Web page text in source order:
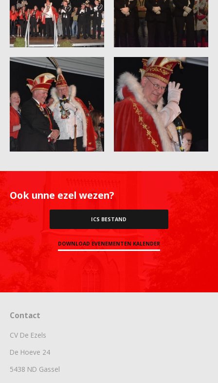
Ook unne ezel wezen?
ICS BESTAND
DOWNLOAD EVENEMENTEN KALENDER
Contact
CV De Ezels
De Hoeve 24
5438 ND Gassel